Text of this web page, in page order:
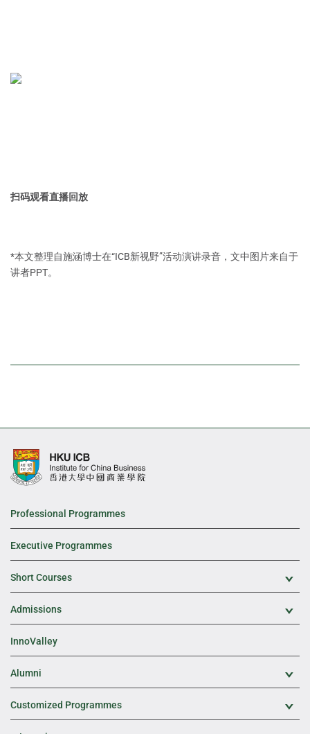
扫码观看直播回放
*本文整理自施涵博士在“ICB新视野”活动演讲录音，文中图片来自于
讲者PPT。
Professional Programmes
Executive Programmes
Short Courses
Admissions
InnoValley
Alumni
Customized Programmes